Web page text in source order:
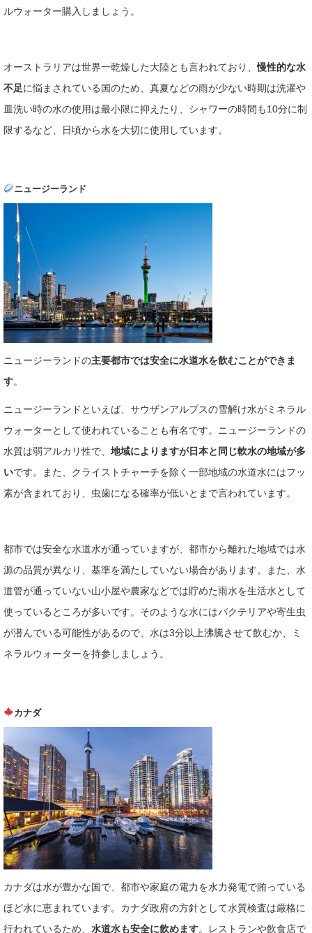
ルウォーター購入しましょう。
オーストラリアは世界一乾燥した大陸とも言われており、慢性的な水
不足に悩まされている国のため、真夏などの雨が少ない時期は洗濯や
皿洗い時の水の使用は最小限に抑えたり、シャワーの時間も10分に制
限するなど、日頃から水を大切に使用しています。
ニュージーランド
ニュージーランドの主要都市では安全に水道水を飲むことができま
す。
ニュージーランドといえば、サウザンアルプスの雪解け水がミネラル
ウォーターとして使われていることも有名です。ニュージーランドの
水質は弱アルカリ性で、 地域によりますが日本と同じ軟水の地域が多
いです。また、クライストチャーチを除く一部地域の水道水にはフッ
素が含まれており、虫歯になる確率が低いとまで言われています。
都市では安全な水道水が通っていますが、都市から離れた地域では水
源の品質が異なり、基準を満たしていない場合があります。また、水
道管が通っていない山小屋や農家などでは貯めた雨水を生活水として
使っているところが多いです。そのような水にはバクテリアや寄生虫
が潜んでいる可能性があるので、水は3分以上沸騰させて飲むか、ミ
ネラルウォーターを持参しましょう。
カナダ
カナダは水が豊かな国で、都市や家庭の電力を水力発電で賄っている
ほど水に恵まれています。カナダ政府の方針として水質検査は厳格に
行われているため、 水道水も安全に飲めます。レストランや飲食店で